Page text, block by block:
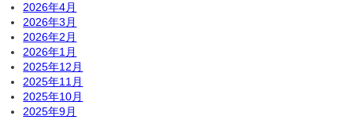
2026年4月
2026年3月
2026年2月
2026年1月
2025年12月
2025年11月
2025年10月
2025年9月